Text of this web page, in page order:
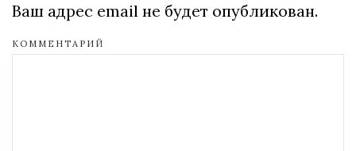
Ваш адрес email не будет опубликован.
КОММЕНТАРИЙ